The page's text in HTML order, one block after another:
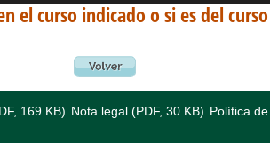
curso indicado o si es del
169 KB) Nota legal (PDF, 30 KB) Política